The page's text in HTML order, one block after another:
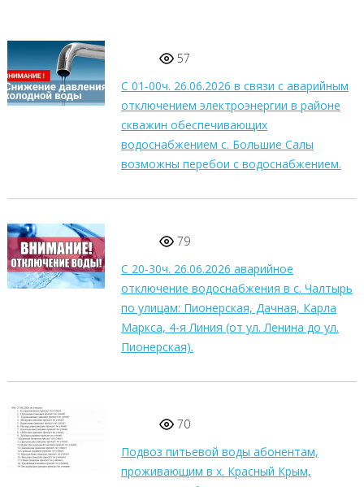
57
С 01-00ч. 26.06.2026 в связи с аварийным
отключением электроэнергии в районе
скважин обеспечивающих
водоснабжением с. Большие Салы
возможны перебои с водоснабжением.
79
С 20-30ч. 26.06.2026 аварийное
отключение водоснабжения в с. Чалтырь
по улицам: Пионерская, Дачная, Карла
Маркса, 4-я Линия (от ул. Ленина до ул.
Пионерская).
70
Подвоз питьевой воды абонентам,
проживающим в х. Красный Крым,